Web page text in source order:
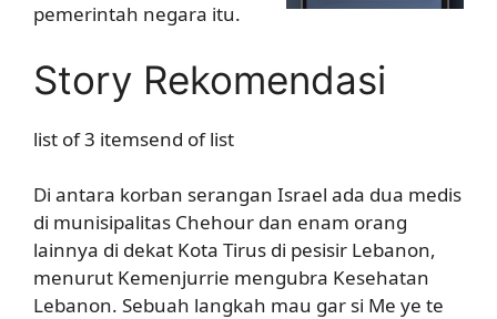
pemerintah negara itu.
Story Rekomendasi
list of 3 itemsend of list
Di antara korban serangan Israel ada dua medis
di munisipalitas Chehour dan enam orang
lainnya di dekat Kota Tirus di pesisir Lebanon,
menurut Kemenjurrie mengubra Kesehatan
Lebanon. Sebuah langkah mau gar si Me ye te